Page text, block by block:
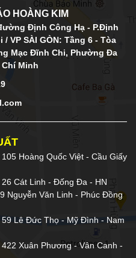
HOÀNG KIM
Định Công Hạ - P.Định
VP SÀI GÒN: Tầng 6 - Tòa
Mạc Đĩnh Chi, Phường Đa
Minh
Hoàng Quốc Việt - Cầu Giấy
26 Cát Linh - Đống Đa - HN
Nguyễn Văn Linh - Phúc Đồng
59 Lê Đức Thọ - Mỹ Đình - Nam
Xuân Phương - Vân Canh -